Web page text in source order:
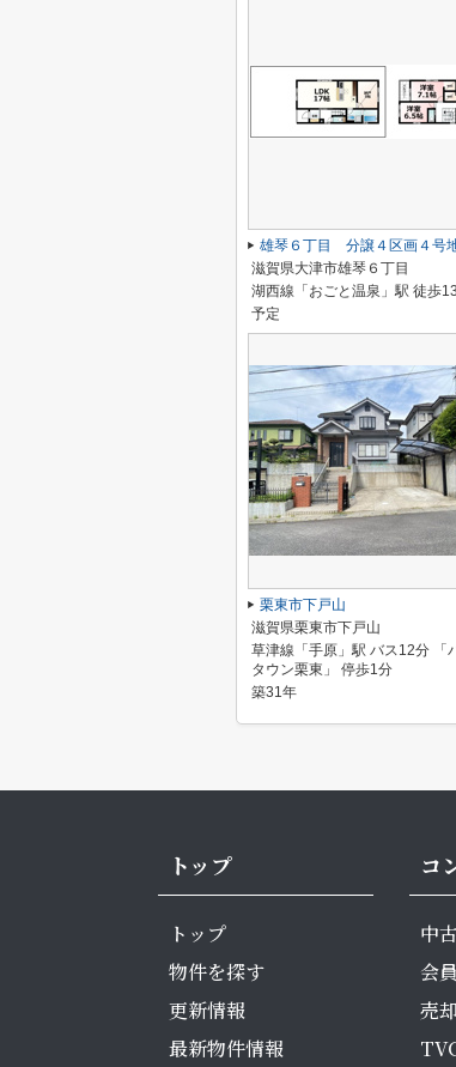
雄琴６丁目 分譲４区画４号
滋賀県大津市雄琴６丁目
湖西線「おごと温泉」駅 徒歩
予定
栗東市下戸山
滋賀県栗東市下戸山
草津線「手原」駅 バス12分 「
タウン栗東」 停歩1分
築31年
トップ
トップ
物件を探す
更新情報
最新物件情報
コ
中
会
売